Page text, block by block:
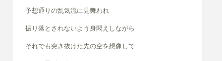
予想通りの乱気流に見舞われ
振り落とされないよう身悶えしながら
それでも突き抜けた先の空を想像して